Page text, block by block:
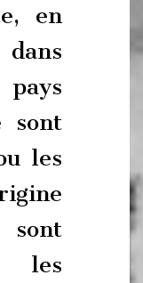
en
dans
sont
les
sont
les